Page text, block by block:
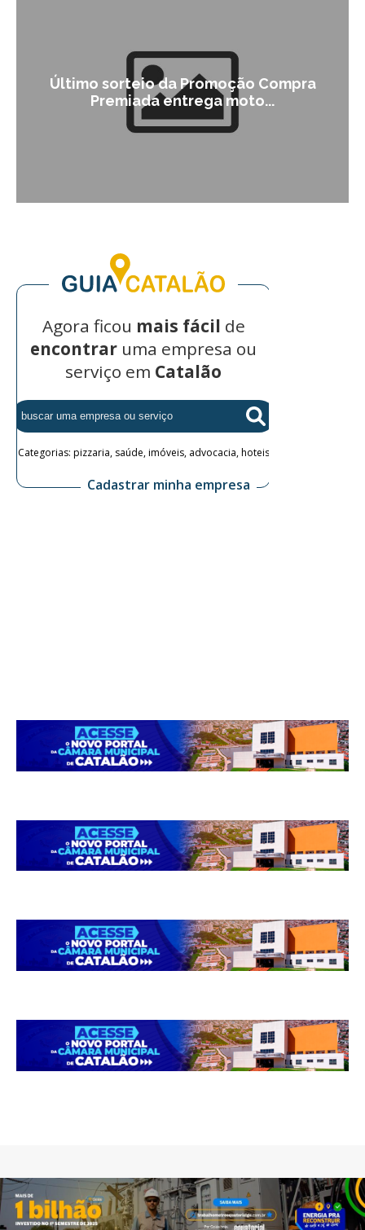
Último sorteio da Promoção Compra
Premiada entrega moto...